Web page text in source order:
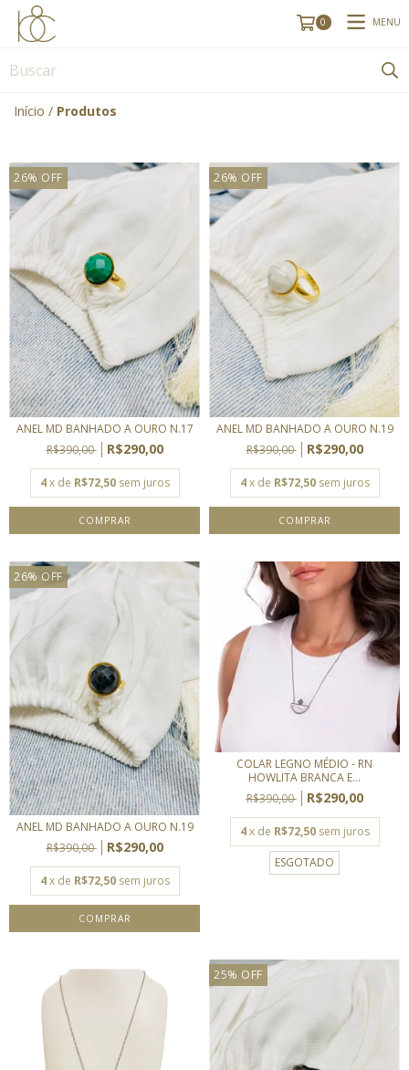
0 MENU
Início / Produtos
26% OFF
ANEL MD BANHADO A OURO N.17
R$390,00
R$290,00
4 x de R$72,50 sem juros
26% OFF
ANEL MD BANHADO A OURO N.19
R$390,00
R$290,00
4 x de R$72,50 sem juros
26% OFF
ANEL MD BANHADO A OURO N.19
R$390,00
R$290,00
4 x de R$72,50 sem juros
COLAR LEGNO MÉDIO - RN
HOWLITA BRANCA E...
R$390,00
R$290,00
4 x de R$72,50 sem juros
ESGOTADO
25% OFF